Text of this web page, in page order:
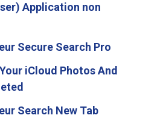
Application non
Secure Search Pro
iCloud Photos And
Search New Tab